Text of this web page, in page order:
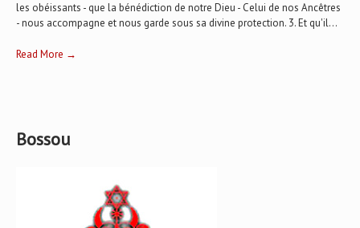
les obéissants - que la bénédiction de notre Dieu - Celui de nos Ancêtres
- nous accompagne et nous garde sous sa divine protection. 3. Et qu'il...
Read More →
Bossou